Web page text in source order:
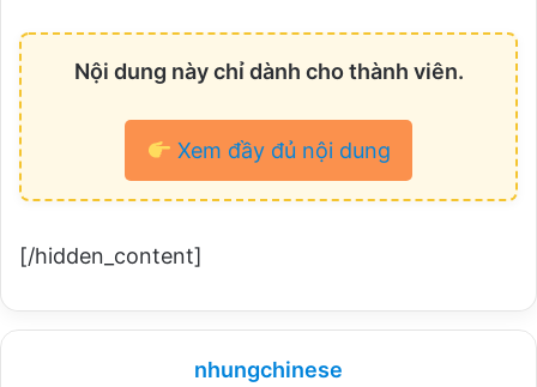
Nội dung này chỉ dành cho thành viên.
Xem đầy đủ nội dung
[/hidden_content]
nhungchinese